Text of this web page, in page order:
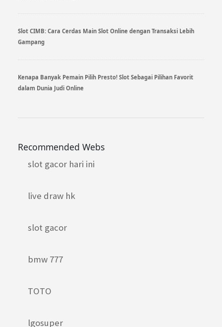
Slot CIMB: Cara Cerdas Main Slot Online dengan Transaksi Lebih
Gampang
Kenapa Banyak Pemain Pilih Presto! Slot Sebagai Pilihan Favorit
dalam Dunia Judi Online
Recommended Webs
slot gacor hari ini
live draw hk
slot gacor
bmw 777
TOTO
lgosuper